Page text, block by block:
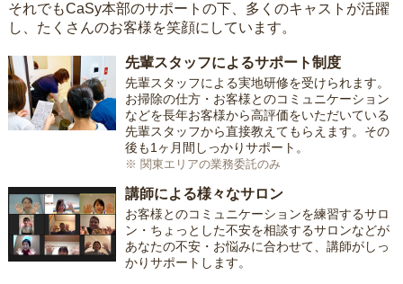
それでもCaSy本部のサポートの下、多くのキャストが活躍
し、たくさんのお客様を笑顔にしています。
先輩スタッフによるサポート制度
先輩スタッフによる実地研修を受けられます。
お掃除の仕方・お客様とのコミュニケーション
などを長年お客様から高評価をいただいている
先輩スタッフから直接教えてもらえます。その
後も1ヶ月間しっかりサポート。
※ 関東エリアの業務委託のみ
講師による様々なサロン
お客様とのコミュニケーションを練習するサロ
ン・ちょっとした不安を相談するサロンなどが
あなたの不安・お悩みに合わせて、講師がしっ
かりサポートします。